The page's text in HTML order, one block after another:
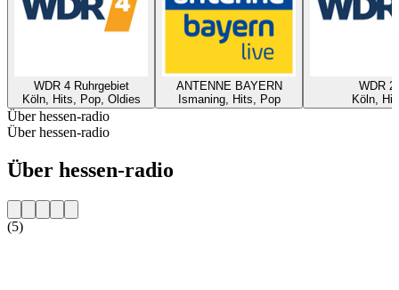
WDR 4 Ruhrgebiet
Köln, Hits, Pop, Oldies
ANTENNE BAYERN
Ismaning, Hits, Pop
WDR 2
Köln,
Über hessen-radio
Über hessen-radio
Über hessen-radio
(5)